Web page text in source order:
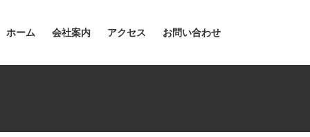
ホーム 会社案内 アクセス お問い合わせ